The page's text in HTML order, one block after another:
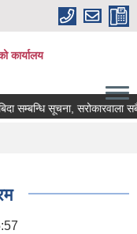
कार्यालय
सूचना, सरोकारवाला सबैमा